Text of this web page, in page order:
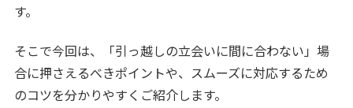
す。
そこで今回は、「引っ越しの立会いに間に合わない」場
合に押さえるべきポイントや、スムーズに対応するため
のコツを分かりやすくご紹介します。